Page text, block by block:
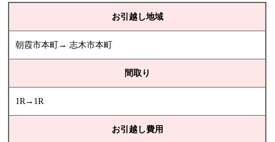
お引越し地域
朝霞市本町→ 志木市本町
間取り
1R→1R
お引越し費用